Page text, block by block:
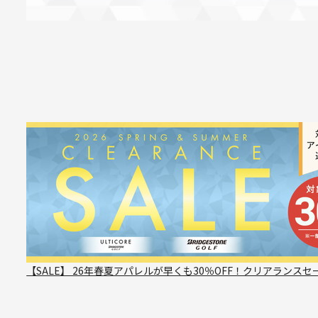
【SALE】 26年春夏アパレルが早くも30％OFF！クリアランスセ